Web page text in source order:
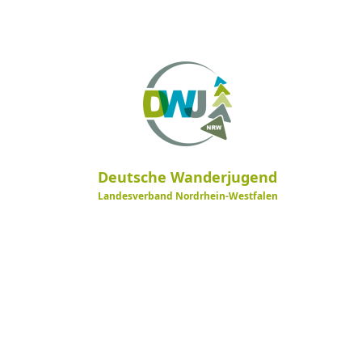
Deutsche Wanderjugend
Landesverband Nordrhein-Westfalen